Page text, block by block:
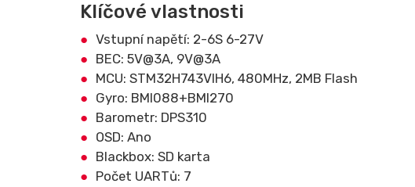
Klíčové vlastnosti
Vstupní napětí: 2-6S 6-27V
BEC: 5V@3A, 9V@3A
MCU: STM32H743VIH6, 480MHz, 2MB Flash
Gyro: BMI088+BMI270
Barometr: DPS310
OSD: Ano
Blackbox: SD karta
Počet UARTů: 7